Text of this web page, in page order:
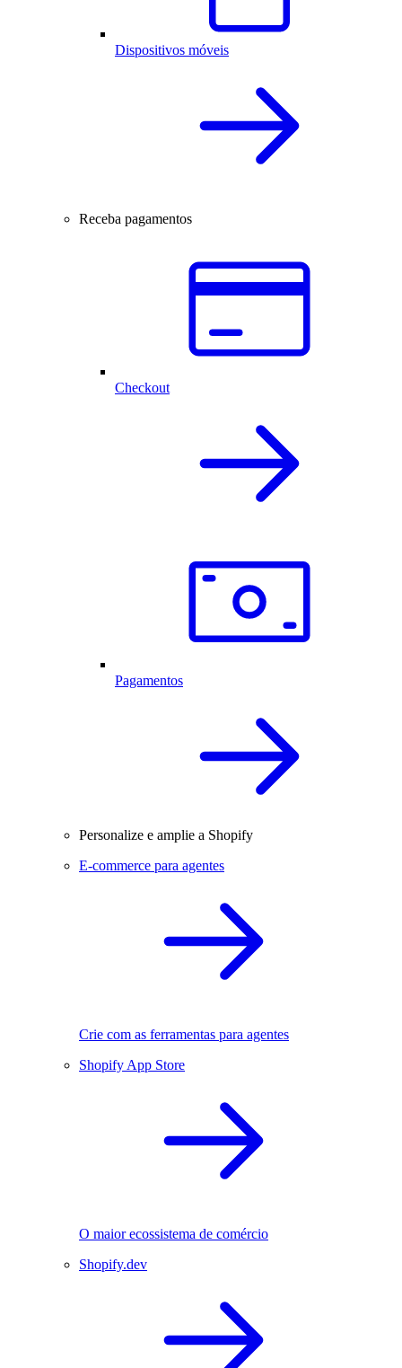
Dispositivos móveis
Receba pagamentos
Checkout
Pagamentos
Personalize e amplie a Shopify
E-commerce para agentes
Crie com as ferramentas para agentes
Shopify App Store
O maior ecossistema de comércio
Shopify.dev